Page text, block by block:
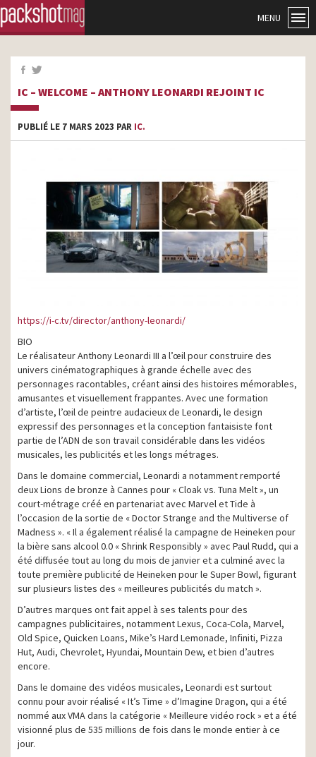
MENU
IC – WELCOME – ANTHONY LEONARDI REJOINT IC
PUBLIÉ LE 7 MARS 2023 PAR IC.
https://i-c.tv/director/anthony-leonardi/
BIO
Le réalisateur Anthony Leonardi III a l’œil pour construire des
univers cinématographiques à grande échelle avec des
personnages racontables, créant ainsi des histoires mémorables,
amusantes et visuellement frappantes. Avec une formation
d’artiste, l’œil de peintre audacieux de Leonardi, le design
expressif des personnages et la conception fantaisiste font
partie de l’ADN de son travail considérable dans les vidéos
musicales, les publicités et les longs métrages.
Dans le domaine commercial, Leonardi a notamment remporté
deux Lions de bronze à Cannes pour « Cloak vs. Tuna Melt », un
court-métrage créé en partenariat avec Marvel et Tide à
l’occasion de la sortie de « Doctor Strange and the Multiverse of
Madness ». « Il a également réalisé la campagne de Heineken pour
la bière sans alcool 0.0 « Shrink Responsibly » avec Paul Rudd, qui a
été diffusée tout au long du mois de janvier et a culminé avec la
toute première publicité de Heineken pour le Super Bowl, figurant
sur plusieurs listes des « meilleures publicités du match ».
D’autres marques ont fait appel à ses talents pour des
campagnes publicitaires, notamment Lexus, Coca-Cola, Marvel,
Old Spice, Quicken Loans, Mike’s Hard Lemonade, Infiniti, Pizza
Hut, Audi, Chevrolet, Hyundai, Mountain Dew, et bien d’autres
encore.
Dans le domaine des vidéos musicales, Leonardi est surtout
connu pour avoir réalisé « It’s Time » d’Imagine Dragon, qui a été
nommé aux VMA dans la catégorie « Meilleure vidéo rock » et a été
visionné plus de 535 millions de fois dans le monde entier à ce
jour.